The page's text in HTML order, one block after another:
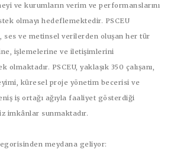
ve kurumların verim ve performanslarını
olmayı hedeflemektedir. PSCEU
ses ve metinsel verilerden oluşan her tür
işlemelerine ve iletişimlerini
olmaktadır. PSCEU, yaklaşık 350 çalışanı,
küresel proje yönetim becerisi ve
iş ortağı ağıyla faaliyet gösterdiği
imkânlar sunmaktadır.
meydana geliyor: